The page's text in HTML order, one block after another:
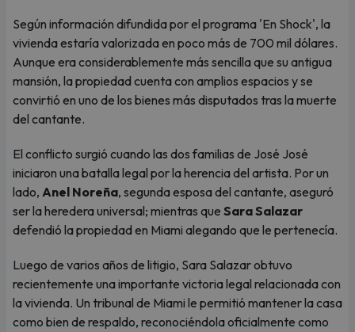
Según información difundida por el programa 'En Shock', la
vivienda estaría valorizada en poco más de 700 mil dólares.
Aunque era considerablemente más sencilla que su antigua
mansión, la propiedad cuenta con amplios espacios y se
convirtió en uno de los bienes más disputados tras la muerte
del cantante.
El conflicto surgió cuando las dos familias de José José
iniciaron una batalla legal por la herencia del artista. Por un
lado, Anel Noreña, segunda esposa del cantante, aseguró
ser la heredera universal; mientras que Sara Salazar
defendió la propiedad en Miami alegando que le pertenecía.
Luego de varios años de litigio, Sara Salazar obtuvo
recientemente una importante victoria legal relacionada con
la vivienda. Un tribunal de Miami le permitió mantener la casa
como bien de respaldo, reconociéndola oficialmente como